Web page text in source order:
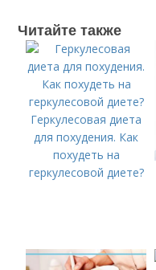
Читайте также
Геркулесовая диета
для похудения. Как
похудеть на
геркулесовой диете?